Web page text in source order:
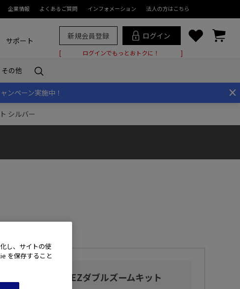
企業情報 よくあるご質問 インフォメーション 法人の方はこちら
サポート 新規会員登録 ログイン
ログインでもっとおトクに！
その他
×
ンペーン実施中！
シルバー
E-P7･14-42mm EZダブルズームキット
し、サイトの使
を保存すること